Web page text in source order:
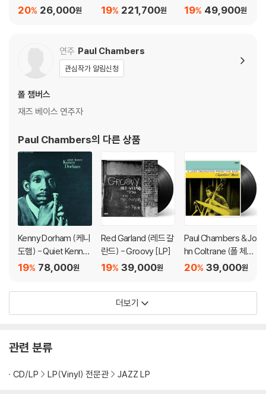
1) 열을 가하여 제작하는 바이닐 공정 특성상 디스크 표면이 미세하게 울
재생이 불안정한 경우 스태빌라이저를 사용하시면 좀 더 안정적인 재생이
2) 재생 음역의 왜곡을 최소화 하고 반복 재생시에도 최대한 일관되게 유
지되도록 디스크 센터 홀 구경이 작게 제작되는 경우가 있습니다. 턴테이
블 스핀들에 맞지 않는 경우에는 전용 제품 등을 이용하여 센터 홀을 조정
하시면 해결됩니다.
가 있으며, 이는 상품의 불량이 아닙니다. 단, 재생에 이상이 있는 경우에는
불량으로 인한 반품/교환이 가능합니다
※ 컬러 디스크
아래에 해당하는 경우는 불량이 아니므로 개봉 후 반품/교환이 불가합니
다.
2) 컬러 디스크의 특성상 제작 공정시 앨범마다 색상 차이가 나는 경우도
있습니다.
3) 컬러 디스크는 제작 과정에서 다른 색상 염료가 섞여 얼룩과 번짐, 반점
※ 반품/교환 안내
상을 요청할 수 있으며, 동영상이 없는 경우 반품/교환이 제한될 수 있습니
관련 사진과 동영상 및 재생 기기 모델명을 첨부하여 첨부하여 고객센터에
thm Section/The M
26,000원
20%
The Prestige Recor
221,700원
19%
body Digs Bill Evans
49,900원
19%
연주 Paul Chambers
관심작가 알림신청
폴 챔버스
재즈 베이스 연주자
Paul Chambers의 다른 상품
Kenny Dorham (케니
도햄) - Quiet Kenny
[LP] 78,000원
19%
Red Garland (레드 갈
란드) - Groovy [LP]
39,000원
19%
Paul Chambers & Jo
hn Coltrane (폴 체임
버스 & 존 콜트레인) -
om the East: Cham
39,000원
20%
더보기
관련 분류
CD/LP LP(Vinyl) 전문관 JAZZ LP